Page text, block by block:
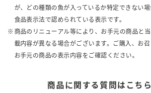
が、どの種類の魚が入っているか特定できない
食品表示法で認められている表示です。
商品のリニューアル等により、お手元の商品と
載内容が異なる場合がございます。ご購入、お
お手元の商品の表示内容をご確認ください。
商品に関する質問はこちら